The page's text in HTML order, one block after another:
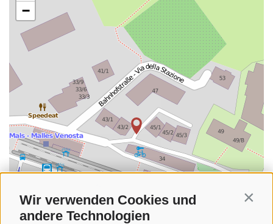
Wir verwenden Cookies und
andere Technologien
−